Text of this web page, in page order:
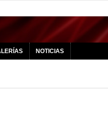
NOTICIAS